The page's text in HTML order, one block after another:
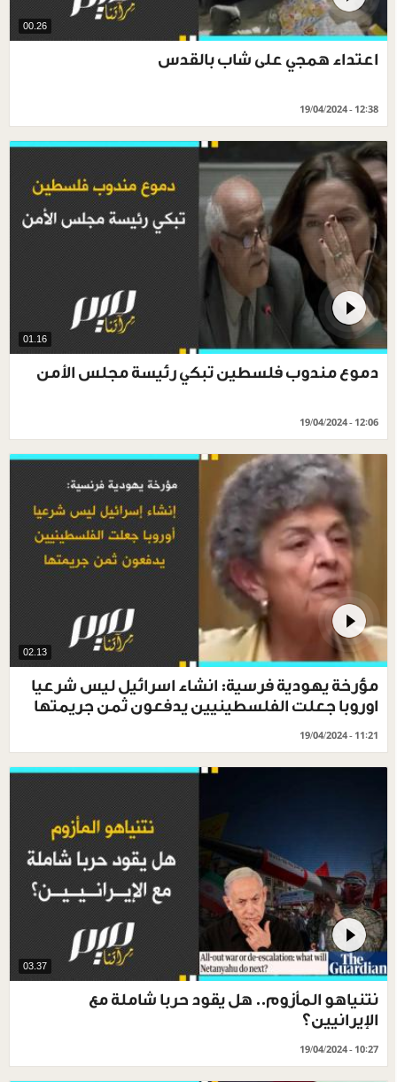
00.26
اعتداء همجي على شاب بالقدس
19/04/2024 - 12:38
01.16
دموع مندوب فلسطين تبكي رئيسة مجلس الأمن
19/04/2024 - 12:06
02.13
مؤرخة يهودية فرسية: انشاء اسرائيل ليس شرعيا
اوروبا جعلت الفلسطينيين يدفعون ثمن جريمتها
19/04/2024 - 11:21
03.37
نتنياهو المأزوم.. هل يقود حربا شاملة مع
الإيرانيين؟
19/04/2024 - 10:27